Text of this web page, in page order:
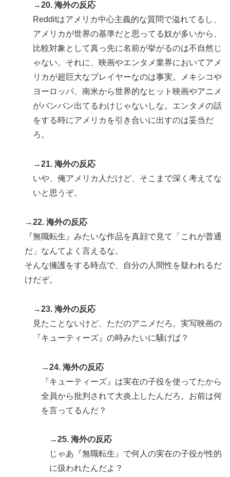
→20. 海外の反応
Redditはアメリカ中心主義的な質問で溢れてるし、
アメリカが世界の基準だと思ってる奴が多いから、
比較対象として真っ先に名前が挙がるのは不自然じ
ゃない。それに、映画やエンタメ業界においてアメ
リカが超巨大なプレイヤーなのは事実。メキシコや
ヨーロッパ、南米から世界的なヒット映画やアニメ
がバンバン出てるわけじゃないしな。エンタメの話
をする時にアメリカを引き合いに出すのは妥当だ
ろ。
→21. 海外の反応
いや、俺アメリカ人だけど、そこまで深く考えてな
いと思うぞ。
→22. 海外の反応
『無職転生』みたいな作品を真顔で見て「これが普通
だ」なんてよく言えるな。
そんな擁護をする時点で、自分の人間性を疑われるだ
けだぞ。
→23. 海外の反応
見たことないけど、ただのアニメだろ。実写映画の
『キューティーズ』の時みたいに騒げば？
→24. 海外の反応
『キューティーズ』は実在の子役を使ってたから
全員から批判されて大炎上したんだろ。お前は何
を言ってるんだ？
→25. 海外の反応
じゃあ『無職転生』で何人の実在の子役が性的
に扱われたんだよ？